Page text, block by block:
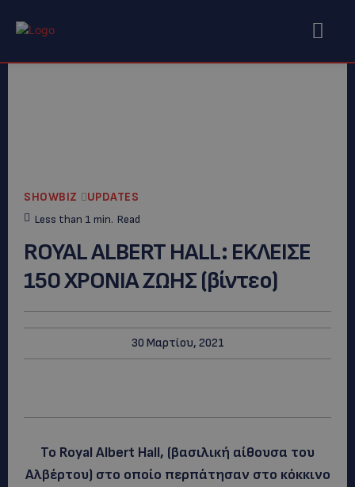
SHOWBIZ UPDATES
Less than 1 min. Read
ROYAL ALBERT HALL: EKΛΕΙΣΕ
150 ΧΡΟΝΙΑ ΖΩΗΣ (βίντεο)
30 Μαρτίου, 2021
Το Royal Albert Hall, (βασιλική αίθουσα του
Αλβέρτου) στο οποίο περπάτησαν στο κόκκινο